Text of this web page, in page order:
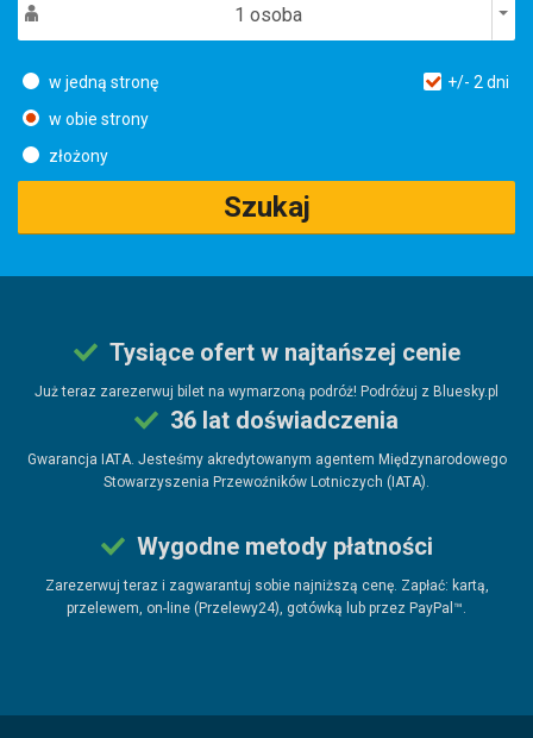
1 osoba
w jedną stronę
w obie strony
złożony
+/- 2 dni
Szukaj
Tysiące ofert w najtańszej cenie
Już teraz zarezerwuj bilet na wymarzoną podróż! Podróżuj z Bluesky.pl
36 lat doświadczenia
Gwarancja IATA. Jesteśmy akredytowanym agentem Międzynarodowego
Stowarzyszenia Przewoźników Lotniczych (IATA).
Wygodne metody płatności
Zarezerwuj teraz i zagwarantuj sobie najniższą cenę. Zapłać: kartą,
przelewem, on-line (Przelewy24), gotówką lub przez PayPal™.